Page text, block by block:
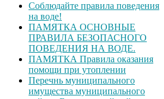
Соблюдайте правила поведения
на воде!
ПАМЯТКА ОСНОВНЫЕ
ПРАВИЛА БЕЗОПАСНОГО
ПОВЕДЕНИЯ НА ВОДЕ.
ПАМЯТКА Правила оказания
помощи при утоплении
Перечнь муниципального
имущества муниципального